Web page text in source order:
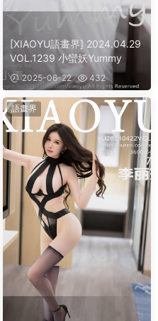
[XIAOYU語畫界] 2024.04.29
VOL.1239 小蠻妖Yummy
2025-06-22 432
語畫界